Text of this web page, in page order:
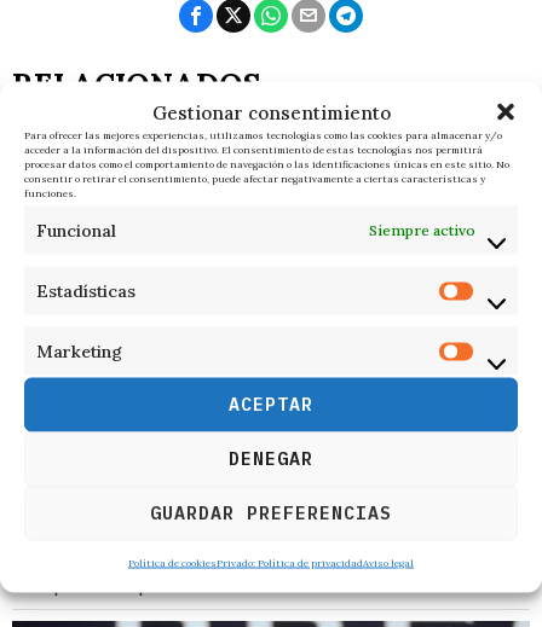
Gestionar consentimiento
Para ofrecer las mejores experiencias, utilizamos tecnologías como las cookies para almacenar y/o
acceder a la información del dispositivo. El consentimiento de estas tecnologías nos permitirá
procesar datos como el comportamiento de navegación o las identificaciones únicas en este sitio. No
consentir o retirar el consentimiento, puede afectar negativamente a ciertas características y
funciones.
Funcional Siempre activo
Estadísticas
Marketing
ACEPTAR
DENEGAR
GUARDAR PREFERENCIAS
Política de cookiesPrivado: Política de privacidadAviso legal
RELACIONADOS
El pueblo no tiene que salvar al pueblo
con su séquito ante una emergencia nacional, y le da igual El pueblo no